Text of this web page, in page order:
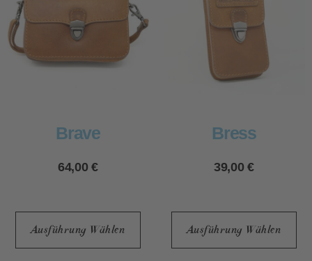
Brave
64,00€
Ausführung Wählen
Bress
39,00€
Ausführung Wählen